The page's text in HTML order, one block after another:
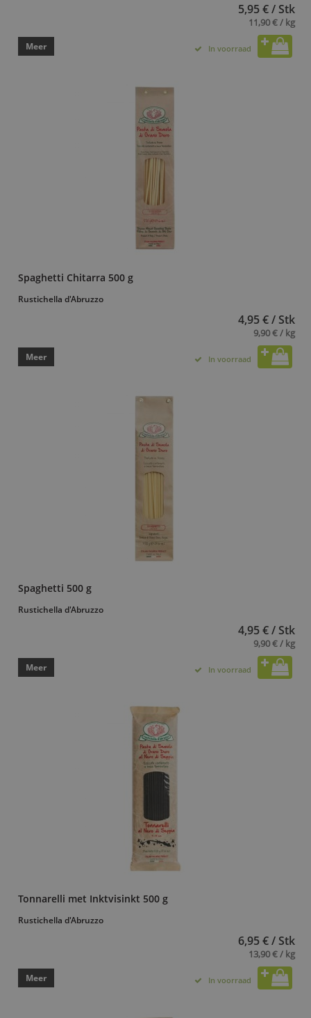
5,95 € / Stk
11,90 € / kg
Meer In voorraad
Spaghetti Chitarra 500 g
Rustichella d'Abruzzo
4,95 € / Stk
9,90 € / kg
Meer In voorraad
Spaghetti 500 g
Rustichella d'Abruzzo
4,95 € / Stk
9,90 € / kg
Meer In voorraad
Tonnarelli met Inktvisinkt 500 g
Rustichella d'Abruzzo
6,95 € / Stk
13,90 € / kg
Meer In voorraad